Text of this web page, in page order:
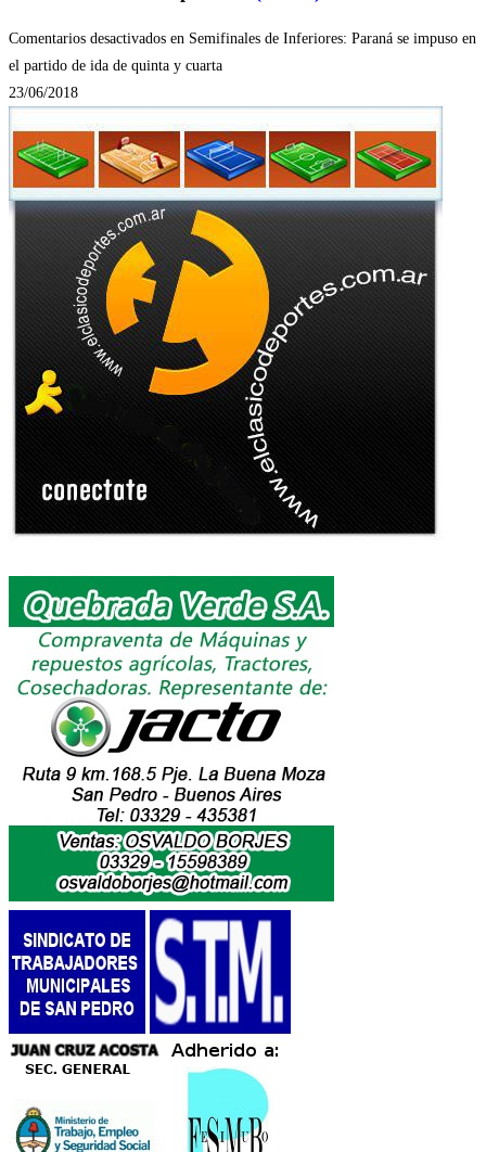
Comentarios desactivados en Semifinales de Inferiores: Paraná se impuso en
el partido de ida de quinta y cuarta
23/06/2018